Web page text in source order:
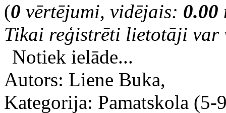
(0 vērtējumi, vidējais: 0.00
Tikai reģistrēti lietotāji var
Notiek ielāde...
Autors: Liene Buka,
Kategorija: Pamatskola